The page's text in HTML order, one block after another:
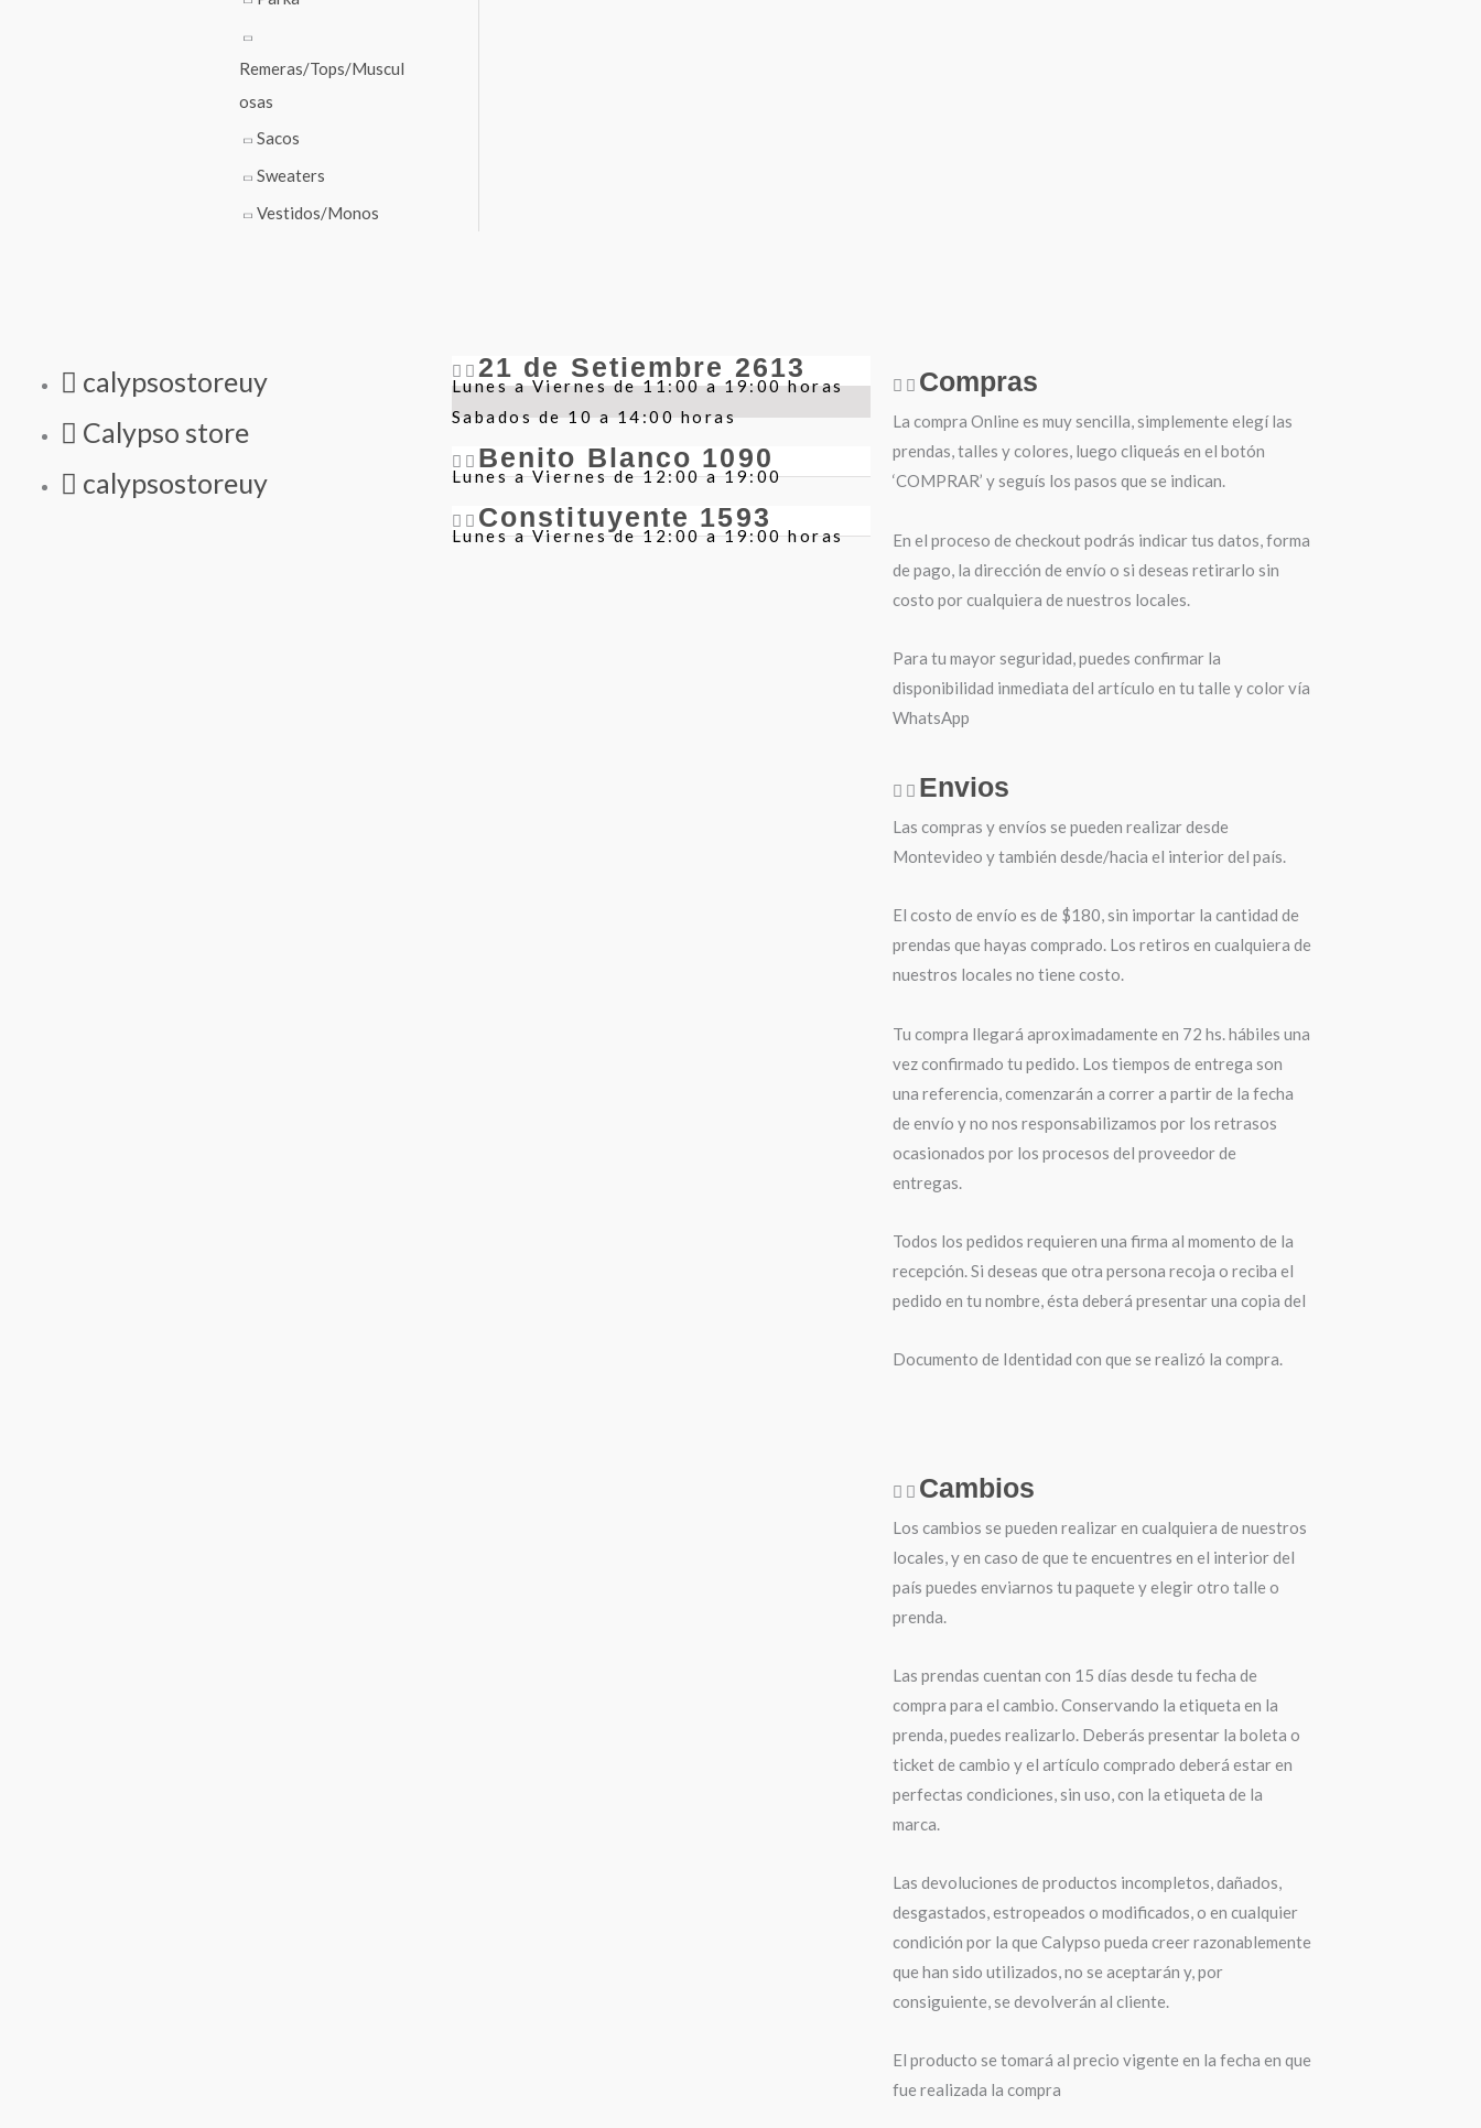
Remeras/Tops/Muscul
osas
Sacos
Sweaters
Vestidos/Monos
calypsostoreuy
Calypso store
calypsostoreuy
21 de Setiembre 2613
Lunes a Viernes de 11:00 a 19:00 horas
Sabados de 10 a 14:00 horas
Benito Blanco 1090
Lunes a Viernes de 12:00 a 19:00
Constituyente 1593
Lunes a Viernes de 12:00 a 19:00 horas
Compras
La compra Online es muy sencilla, simplemente elegí las
prendas, talles y colores, luego cliqueás en el botón
‘COMPRAR’ y seguís los pasos que se indican.
En el proceso de checkout podrás indicar tus datos, forma
de pago, la dirección de envío o si deseas retirarlo sin
costo por cualquiera de nuestros locales.
Para tu mayor seguridad, puedes confirmar la
disponibilidad inmediata del artículo en tu talle y color vía
WhatsApp
Envios
Las compras y envíos se pueden realizar desde
Montevideo y también desde/hacia el interior del país.
El costo de envío es de $180, sin importar la cantidad de
prendas que hayas comprado. Los retiros en cualquiera de
nuestros locales no tiene costo.
Tu compra llegará aproximadamente en 72 hs. hábiles una
vez confirmado tu pedido. Los tiempos de entrega son
una referencia, comenzarán a correr a partir de la fecha
de envío y no nos responsabilizamos por los retrasos
ocasionados por los procesos del proveedor de
entregas.
Todos los pedidos requieren una firma al momento de la
recepción. Si deseas que otra persona recoja o reciba el
pedido en tu nombre, ésta deberá presentar una copia del
Documento de Identidad con que se realizó la compra.
Cambios
Los cambios se pueden realizar en cualquiera de nuestros
locales, y en caso de que te encuentres en el interior del
país puedes enviarnos tu paquete y elegir otro talle o
prenda.
Las prendas cuentan con 15 días desde tu fecha de
compra para el cambio. Conservando la etiqueta en la
prenda, puedes realizarlo. Deberás presentar la boleta o
ticket de cambio y el artículo comprado deberá estar en
perfectas condiciones, sin uso, con la etiqueta de la
marca.
Las devoluciones de productos incompletos, dañados,
desgastados, estropeados o modificados, o en cualquier
condición por la que Calypso pueda creer razonablemente
que han sido utilizados, no se aceptarán y, por
consiguiente, se devolverán al cliente.
El producto se tomará al precio vigente en la fecha en que
fue realizada la compra